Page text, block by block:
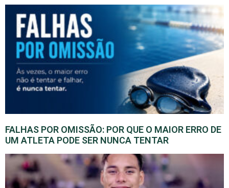
FALHAS POR OMISSÃO: POR QUE O MAIOR ERRO DE
UM ATLETA PODE SER NUNCA TENTAR